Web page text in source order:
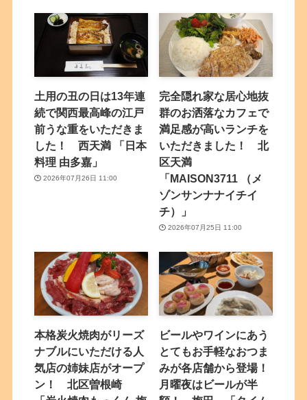
土用の丑の日は13年連
続で関西最高峰の江戸
前うな重をいただきま
した！ 西天満 「日本
料理 由多嘉」
2026年07月26日 11:00
完全隠れ家な居心地抜
群のお洒落なカフェで
満足感が高いランチを
いただきました！ 北
区天満
「MAISON3711 （メ
ゾンサンナナイチイ
チ）」
2026年07月25日 11:00
本格炭火焼肉がリーズ
ナブルにいただける人
気店の姉妹店がオープ
ン！ 北区曽根崎
ビールやワインにあう
とてもお手軽なおつま
みが各店舗から登場！
月曜夜はビールが半